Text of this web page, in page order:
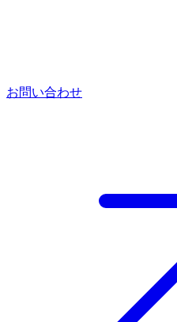
お問い合わせ